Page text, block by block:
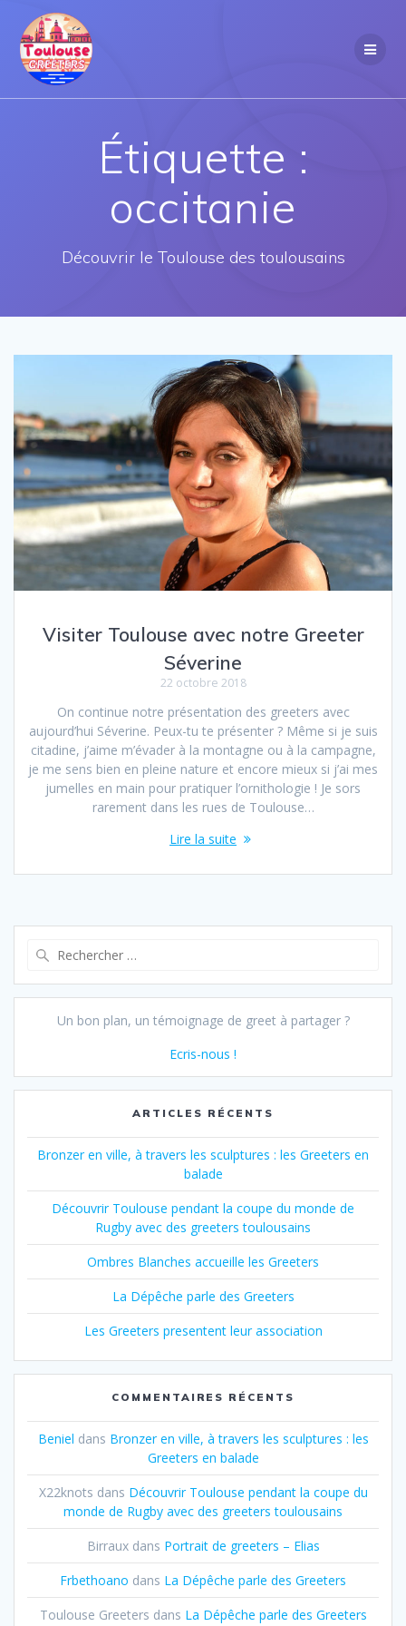
Étiquette :
occitanie
Découvrir le Toulouse des toulousains
Visiter Toulouse avec notre Greeter
Séverine
22 octobre 2018
On continue notre présentation des greeters avec
aujourd’hui Séverine. Peux-tu te présenter ? Même si je suis
citadine, j’aime m’évader à la montagne ou à la campagne,
je me sens bien en pleine nature et encore mieux si j’ai mes
jumelles en main pour pratiquer l’ornithologie ! Je sors
rarement dans les rues de Toulouse…
Lire la suite
Un bon plan, un témoignage de greet à partager ?
Ecris-nous !
ARTICLES RÉCENTS
Bronzer en ville, à travers les sculptures : les Greeters en
balade
Découvrir Toulouse pendant la coupe du monde de
Rugby avec des greeters toulousains
Ombres Blanches accueille les Greeters
La Dépêche parle des Greeters
Les Greeters presentent leur association
COMMENTAIRES RÉCENTS
Beniel dans Bronzer en ville, à travers les sculptures : les
Greeters en balade
X22knots dans Découvrir Toulouse pendant la coupe du
monde de Rugby avec des greeters toulousains
Birrauxdans Portrait de greeters – Elias
Frbethoano dans La Dépêche parle des Greeters
Toulouse Greeters dans La Dépêche parle des Greeters